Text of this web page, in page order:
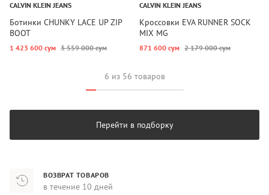
CALVIN KLEIN JEANS
Ботинки CHUNKY LACE UP ZIP
BOOT
1 423 600 сум 3 559 000 сум
CALVIN KLEIN JEANS
Кроссовки EVA RUNNER SOCK
MIX MG
871 600 сум 2 179 000 сум
6 из 56 товаров
Перейти в подборку
ВОЗВРАТ ТОВАРОВ
в течение 10 дней